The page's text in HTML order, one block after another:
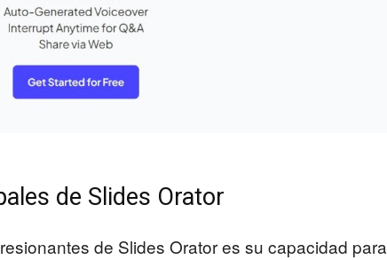
de Slides Orator
de Slides Orator es su capacidad para